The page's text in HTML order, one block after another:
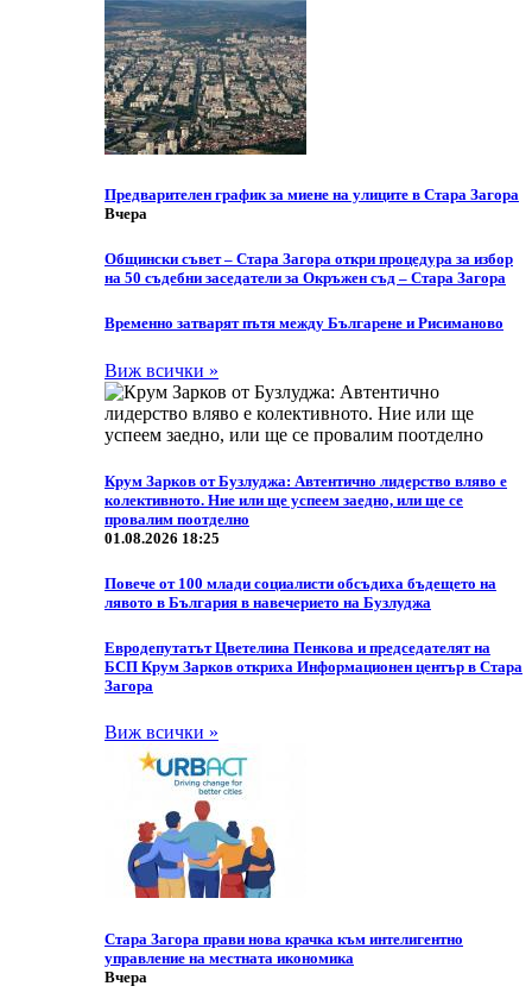
Предварителен график за миене на улиците в Стара Загора
Вчера
Общински съвет – Стара Загора откри процедура за избор
на 50 съдебни заседатели за Окръжен съд – Стара Загора
Временно затварят пътя между Българене и Рисиманово
Виж всички »
Крум Зарков от Бузлуджа: Автентично лидерство вляво е
колективното. Ние или ще успеем заедно, или ще се
провалим поотделно
01.08.2026 18:25
Повече от 100 млади социалисти обсъдиха бъдещето на
лявото в България в навечерието на Бузлуджа
Eвродепутатът Цветелина Пенкова и председателят на
БСП Крум Зарков откриха Информационен център в Стара
Загора
Виж всички »
Стара Загора прави нова крачка към интелигентно
управление на местната икономика
Вчера